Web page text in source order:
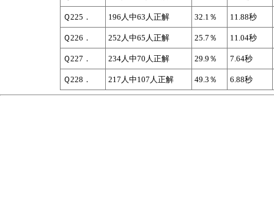
Ｑ225． 196人中63人正解 32.1％ 11.88秒
Ｑ226． 252人中65人正解 25.7％ 11.04秒
Ｑ227． 234人中70人正解 29.9％ 7.64秒
Ｑ228． 217人中107人正解 49.3％ 6.88秒